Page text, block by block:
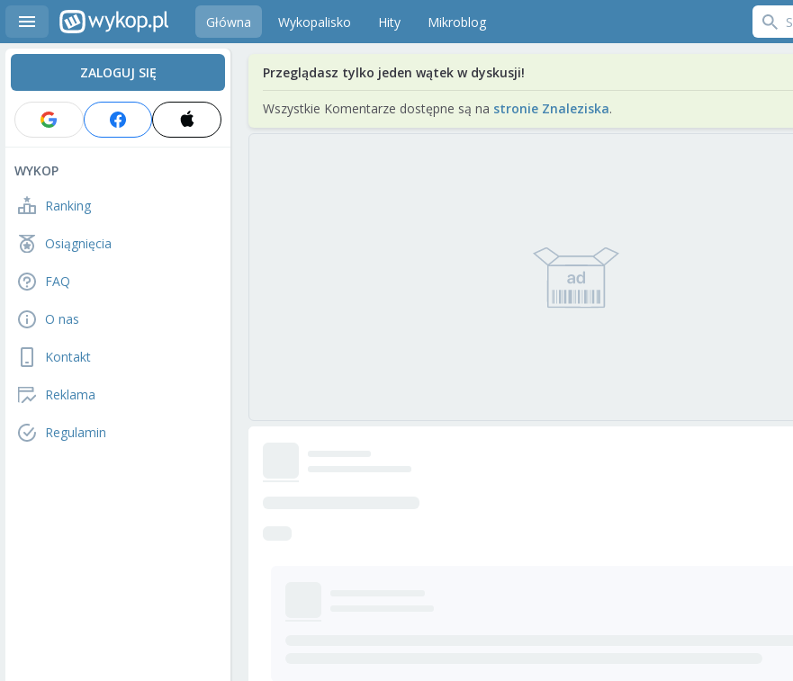
Główna Wykopalisko Hity Mikroblog
ZALOGUJ SIĘ
WYKOP
Ranking
Osiągnięcia
FAQ
O nas
Kontakt
Reklama
Regulamin
Przeglądasz tylko jeden wątek w dyskusji!
Wszystkie Komentarze dostępne są na stronie Znaleziska.